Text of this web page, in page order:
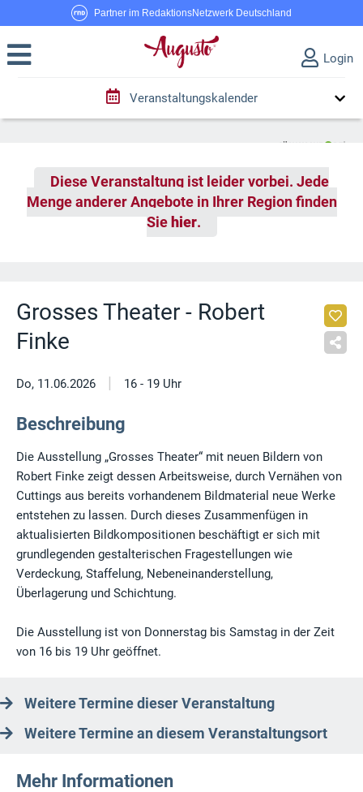
Partner im RedaktionsNetzwerk Deutschland
Login
Veranstaltungskalender
Diese Veranstaltung ist leider vorbei. Jede
Menge anderer Angebote in Ihrer Region finden
Sie hier.
Grosses Theater - Robert
Finke
Do, 11.06.2026 | 16 - 19 Uhr
Beschreibung
Die Ausstellung „Grosses Theater“ mit neuen Bildern von
Robert Finke zeigt dessen Arbeitsweise, durch Vernähen von
Cuttings aus bereits vorhandenem Bildmaterial neue Werke
entstehen zu lassen. Durch dieses Zusammenfügen in
aktualisierten Bildkompositionen beschäftigt er sich mit
grundlegenden gestalterischen Fragestellungen wie
Verdeckung, Staffelung, Nebeneinanderstellung,
Überlagerung und Schichtung.
Die Ausstellung ist von Donnerstag bis Samstag in der Zeit
von 16 bis 19 Uhr geöffnet.
Weitere Termine dieser Veranstaltung
Weitere Termine an diesem Veranstaltungsort
Mehr Informationen